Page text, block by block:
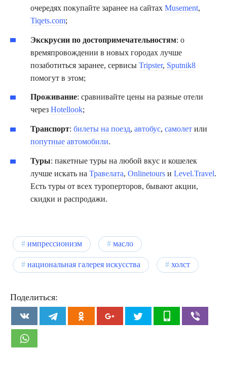
очередях покупайте заранее на сайтах Musement,
Tiqets.com;
Экскрусии по достопримечательностям: о
времяпровождении в новых городах лучше
позаботиться заранее, сервисы Tripster, Sputnik8
помогут в этом;
Проживание: сравнивайте цены на разные отели
через Hotellook;
Транспорт: билеты на поезд, автобус, самолет или
попутные автомобили.
Туры: пакетные туры на любой вкус и кошелек
лучше искать на Травелата, Onlinetours и Level.Travel.
Есть туры от всех туроперторов, бывают акции,
скидки и распродажи.
импрессионизм масло
национальная галерея искусства холст
Поделиться: